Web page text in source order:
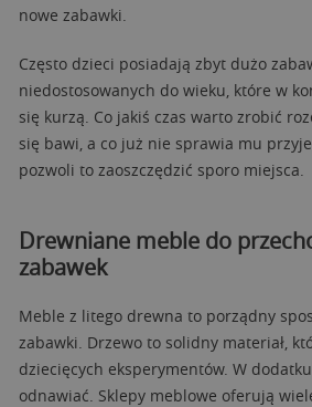
nowe zabawki.
Często dzieci posiadają zbyt dużo
niedostosowanych do wieku, które w
się kurzą. Co jakiś czas warto zrobić
się bawi, a co już nie sprawia mu
pozwoli to zaoszczędzić sporo miejsca.
Drewniane meble do
zabawek
Meble z litego drewna to porządny
zabawki. Drzewo to solidny materiał,
dziecięcych eksperymentów. W
odnawiać. Sklepy meblowe oferują